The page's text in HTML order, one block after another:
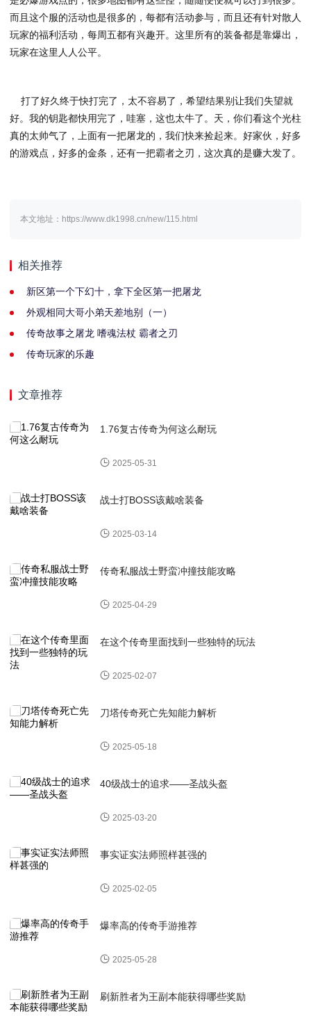
而且这个服的活动也是很多的，每都有活动参与，而且还有针对散人
玩家的福利活动，每周五都有兴趣开。这里所有的装备都是靠爆出，
玩家在这里人人公平。
打了好久终于快打完了，太不容易了，希望结果别让我们失望就
好。我的钥匙都快用完了，哇塞，这也太牛了。天，你们看这个光柱
真的太帅气了，上面有一把屠龙的，我们快来捡起来。好家伙，好多
的游戏点，好多的金条，还有一把霸者之刃，这次真的是赚大发了。
本文地址：https://www.dk1998.cn/new/115.html
相关推荐
新区第一个下幻十，拿下全区第一把屠龙
外观相同大哥小弟天差地别（一）
传奇故事之屠龙 嗜魂法杖 霸者之刃
传奇玩家的乐趣
文章推荐
1.76复古传奇为何这么耐玩
2025-05-31
战士打BOSS该戴啥装备
2025-03-14
传奇私服战士野蛮冲撞技能攻略
2025-04-29
在这个传奇里面找到一些独特的玩法
2025-02-07
刀塔传奇死亡先知能力解析
2025-05-18
40级战士的追求——圣战头盔
2025-03-20
事实证实法师照样甚强的
2025-02-05
爆率高的传奇手游推荐
2025-05-28
刷新胜者为王副本能获得哪些奖励